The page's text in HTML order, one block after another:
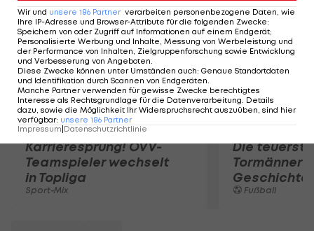
Karrieresprung! ÖVV-
Teamspieler wechselt
in Topliga
Sport-Mix
Die
Tormänner
Geschichte
Fußball
Wir und unsere 186 Partner verarbeiten personenbezogene Daten, wie
Ihre IP-Adresse und Browser-Attribute für die folgenden Zwecke:
Speichern von oder Zugriff auf Informationen auf einem Endgerät;
Personalisierte Werbung und Inhalte, Messung von Werbeleistung und
der Performance von Inhalten, Zielgruppenforschung sowie Entwicklung
und Verbesserung von Angeboten.
Diese Zwecke können unter Umständen auch: Genaue Standortdaten
und Identifikation durch Scannen von Endgeräten.
Manche Partner verwenden für gewisse Zwecke berechtigtes
Interesse als Rechtsgrundlage für die Datenverarbeitung. Details
dazu, sowie die Möglichkeit Ihr Widerspruchsrecht auszuüben, sind hier
verfügbar: unsere 186 Partner
Impressum Datenschutzrichtlinie